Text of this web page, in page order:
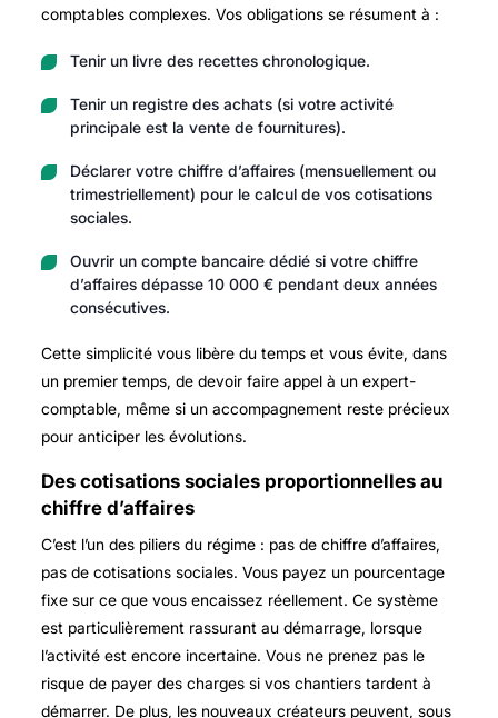
comptables complexes. Vos obligations se résument à :
Tenir un livre des recettes chronologique.
Tenir un registre des achats (si votre activité
principale est la vente de fournitures).
Déclarer votre chiffre d’affaires (mensuellement ou
trimestriellement) pour le calcul de vos cotisations
sociales.
Ouvrir un compte bancaire dédié si votre chiffre
d’affaires dépasse 10 000 € pendant deux années
consécutives.
Cette simplicité vous libère du temps et vous évite, dans
un premier temps, de devoir faire appel à un expert-
comptable, même si un accompagnement reste précieux
pour anticiper les évolutions.
Des cotisations sociales proportionnelles au
chiffre d’affaires
C’est l’un des piliers du régime : pas de chiffre d’affaires,
pas de cotisations sociales. Vous payez un pourcentage
fixe sur ce que vous encaissez réellement. Ce système
est particulièrement rassurant au démarrage, lorsque
l’activité est encore incertaine. Vous ne prenez pas le
risque de payer des charges si vos chantiers tardent à
démarrer. De plus, les nouveaux créateurs peuvent, sous